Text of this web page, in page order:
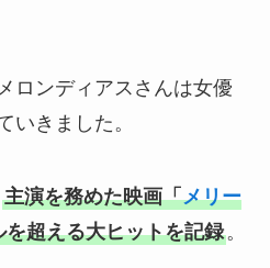
ロンディアスさんは女優
いきました。
主演を務めた映画「メリー
を超える大ヒットを記録。